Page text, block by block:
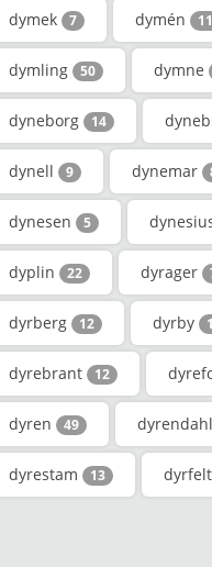
dymek 7 dymén 11
dymling 50 dymne
dyneborg 14
dynell 9 dynemar
dynesen 5
dyplin 22 dyrager
dyrberg 12 dyrby
dyrebrant 12
dyren 49 dyrendahl
dyrestam 13 dyrfelt